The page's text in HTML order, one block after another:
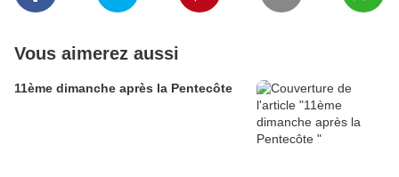
Vous aimerez aussi
11ème dimanche après la Pentecôte